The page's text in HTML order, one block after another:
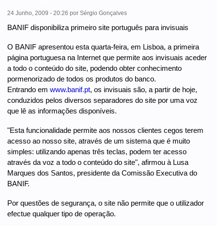
24 Junho, 2009 - 20:26 por Sérgio Gonçalves
BANIF disponibiliza primeiro site português para invisuais
O BANIF apresentou esta quarta-feira, em Lisboa, a primeira
página portuguesa na Internet que permite aos invisuais aceder
a todo o conteúdo do site, podendo obter conhecimento
pormenorizado de todos os produtos do banco.
Entrando em www.banif.pt, os invisuais são, a partir de hoje,
conduzidos pelos diversos separadores do site por uma voz
que lê as informações disponíveis.
"Esta funcionalidade permite aos nossos clientes cegos terem
acesso ao nosso site, através de um sistema que é muito
simples: utilizando apenas três teclas, podem ter acesso
através da voz a todo o conteúdo do site", afirmou à Lusa
Marques dos Santos, presidente da Comissão Executiva do
BANIF.
Por questões de segurança, o site não permite que o utilizador
efectue qualquer tipo de operação.